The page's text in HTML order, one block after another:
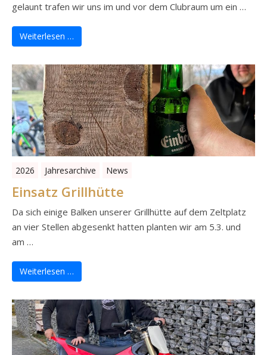
gelaunt trafen wir uns im und vor dem Clubraum um ein …
Weiterlesen …
2026 Jahresarchive News
Einsatz Grillhütte
Da sich einige Balken unserer Grillhütte auf dem Zeltplatz
an vier Stellen abgesenkt hatten planten wir am 5.3. und
am …
Weiterlesen …